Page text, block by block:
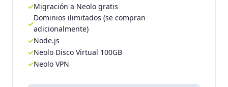
Migración a Neolo gratis
Dominios ilimitados (se compran
adicionalmente)
Node.js
Neolo Disco Virtual 100GB
Neolo VPN